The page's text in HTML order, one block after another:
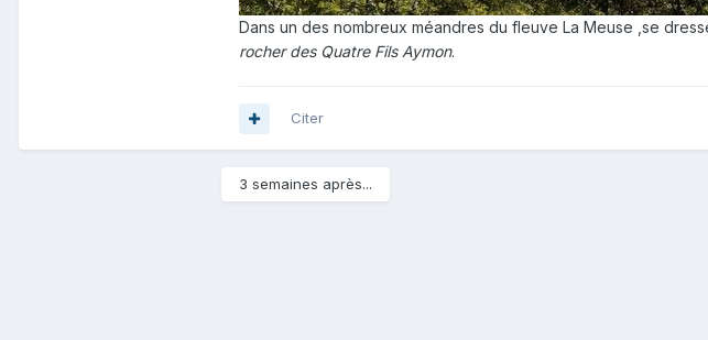
Dans un des nombreux méandres du fleuve La Meuse ,se
rocher des Quatre Fils Aymon.
Citer
3 semaines après...